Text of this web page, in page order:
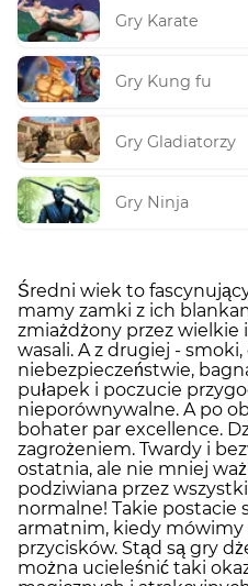
Gry Karate
Gry Kung fu
Gry Gladiatorzy
Gry Ninja
Średni wiek to
mamy zamki z ich
zmiażdżony przez wielkie
wasali. A z drugiej -
niebezpieczeństwie,
pułapek i poczucie
nieporównywalne. A po
bohater par excellence.
zagrożeniem. Twardy i
ostatnia, ale nie mniej
podziwiana przez
normalne! Takie postacie
armatnim, kiedy mówimy
przycisków. Stąd są gry
można ucieleśnić taki